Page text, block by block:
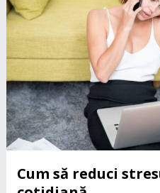
Cum să reduci